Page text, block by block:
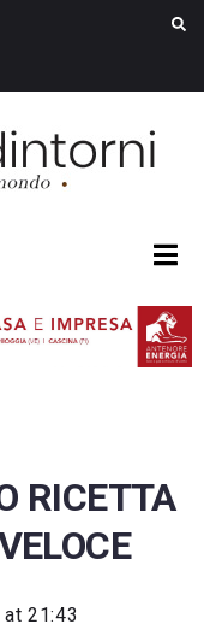
RICETTA
21:43